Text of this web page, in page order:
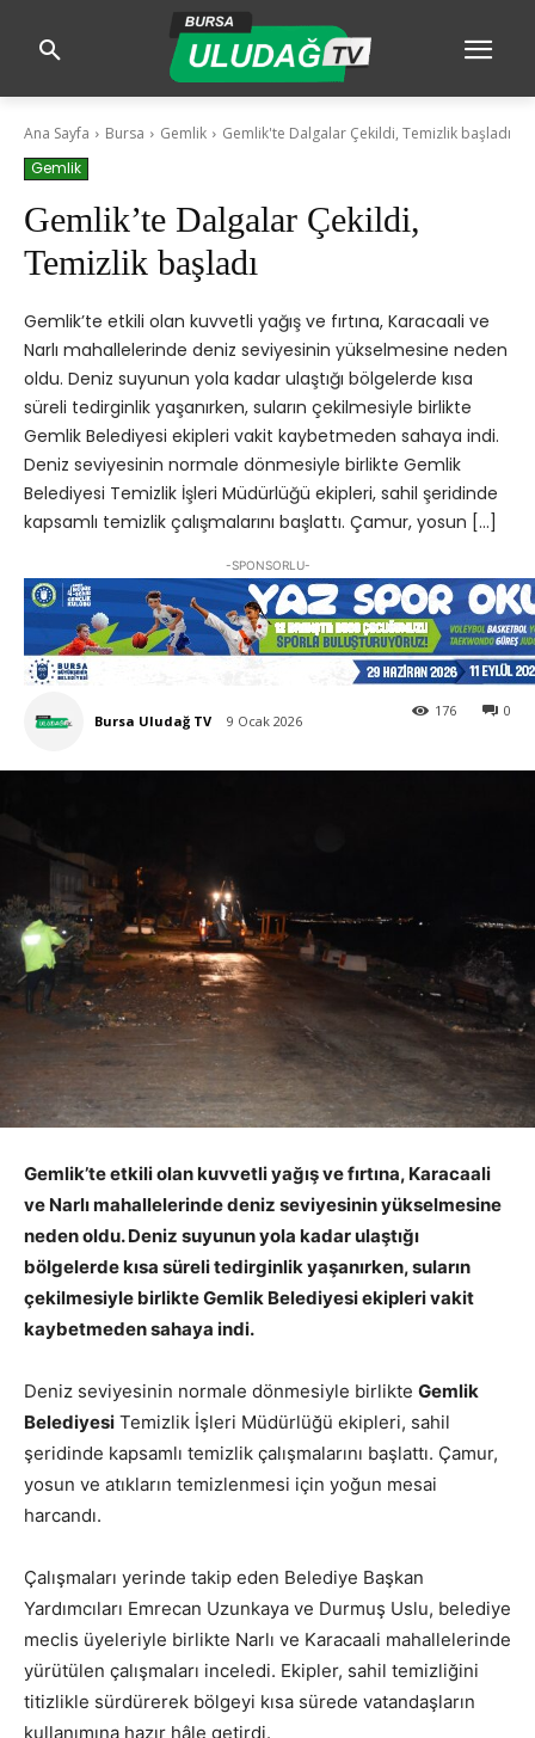
Ana Sayfa Bursa Gemlik
Gemlik'te Dalgalar Çekildi, Temizlik başladı
Gemlik
Gemlik’te Dalgalar Çekildi,
Temizlik başladı
Gemlik’te etkili olan kuvvetli yağış ve fırtına, Karacaali ve
Narlı mahallelerinde deniz seviyesinin yükselmesine neden
oldu. Deniz suyunun yola kadar ulaştığı bölgelerde kısa
süreli tedirginlik yaşanırken, suların çekilmesiyle birlikte
Gemlik Belediyesi ekipleri vakit kaybetmeden sahaya indi.
Deniz seviyesinin normale dönmesiyle birlikte Gemlik
Belediyesi Temizlik İşleri Müdürlüğü ekipleri, sahil şeridinde
kapsamlı temizlik çalışmalarını başlattı. Çamur, yosun […]
-SPONSORLU-
Bursa Uludağ TV 9 Ocak 2026
0
176
Gemlik’te etkili olan kuvvetli yağış ve fırtına, Karacaali
ve Narlı mahallelerinde deniz seviyesinin yükselmesine
neden oldu. Deniz suyunun yola kadar ulaştığı
bölgelerde kısa süreli tedirginlik yaşanırken, suların
çekilmesiyle birlikte Gemlik Belediyesi ekipleri vakit
kaybetmeden sahaya indi.
Deniz seviyesinin normale dönmesiyle birlikte Gemlik
Belediyesi Temizlik İşleri Müdürlüğü ekipleri, sahil
şeridinde kapsamlı temizlik çalışmalarını başlattı. Çamur,
yosun ve atıkların temizlenmesi için yoğun mesai
harcandı.
Çalışmaları yerinde takip eden Belediye Başkan
Yardımcıları Emrecan Uzunkaya ve Durmuş Uslu, belediye
meclis üyeleriyle birlikte Narlı ve Karacaali mahallelerinde
yürütülen çalışmaları inceledi. Ekipler, sahil temizliğini
titizlikle sürdürerek bölgeyi kısa sürede vatandaşların
kullanımına hazır hâle getirdi.